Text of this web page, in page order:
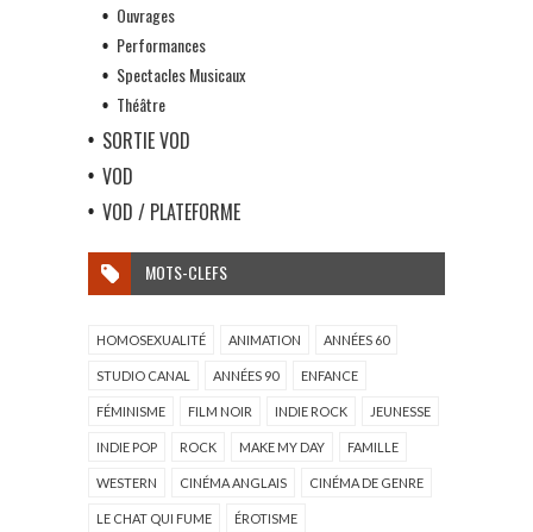
Ouvrages
Performances
Spectacles Musicaux
Théâtre
SORTIE VOD
VOD
VOD / PLATEFORME
MOTS-CLEFS
HOMOSEXUALITÉ ANIMATION ANNÉES 60
STUDIO CANAL ANNÉES 90 ENFANCE
FÉMINISME FILM NOIR INDIE ROCK JEUNESSE
INDIE POP ROCK MAKE MY DAY FAMILLE
WESTERN CINÉMA ANGLAIS CINÉMA DE GENRE
LE CHAT QUI FUME ÉROTISME